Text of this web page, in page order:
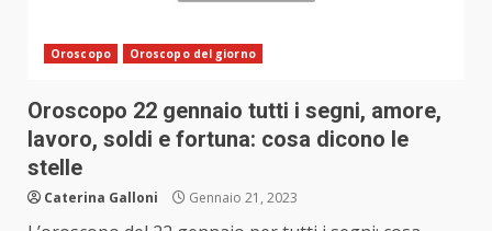
Oroscopo Oroscopo del giorno
Oroscopo 22 gennaio tutti i segni, amore,
lavoro, soldi e fortuna: cosa dicono le
stelle
Caterina Galloni Gennaio 21, 2023